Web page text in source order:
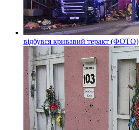
відбувся кривавий теракт (ФОТО)